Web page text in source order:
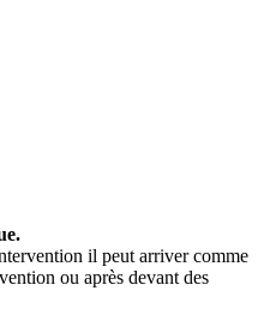
il peut arriver comme
ou après devant des